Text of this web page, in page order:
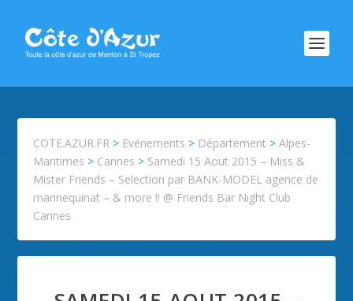
COTE.AZUR.FR > Evénements > Département >Alpes-
Maritimes > Cannes > Samedi 15 Aout 2015 – Miss &
Mister Friends – Selection par BANK-MODEL agence de
mannequinat – & more !! @ Friends Bar Night Club
Cannes